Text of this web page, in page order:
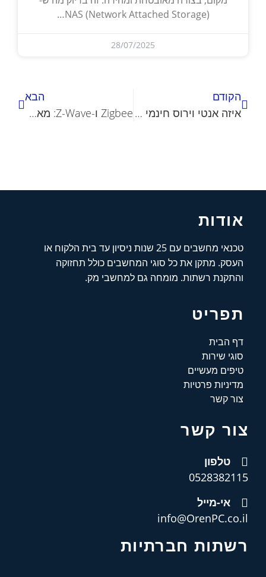
NAS (Network Attached Storage)…
28/07/2025
הקודם
איזה אנטי וירוס חינמי הכי מומלץ?
הבא
Zigbee ו-Z-Wave: מאחורי הקלעים של הבית החכם
אודות
טכנאי מחשבים עם 25 שנות ניסיון עד בית הלקוח או
העסק. מתקן את כל סוגי המחשבים כולל תחזוקה
והתקנת רשתות. מומחה גם למחשבי מק.
תפריט
דף הבית
סוגי שירות
טיפים מעשיים
מדיניות פרטיות
צור קשר
צור קשר
טלפון
0528382115
אי-מייל
info@OrenPC.co.il
רשתות חברתיות